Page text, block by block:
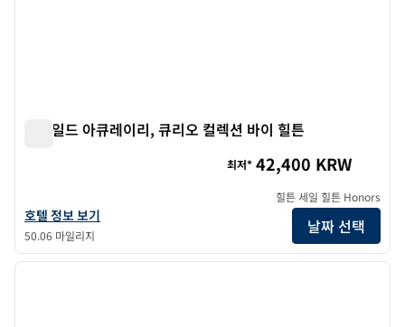
스카일드 아큐레이리, 큐리오 컬렉션 바이 힐튼
Skald Akureyri, 큐리오 컬렉션 바이 힐튼의 호텔 정보 보기
호텔 정보 보기
50.06 마일리지
최저* 42,400 KRW
힐튼 세일 힐튼 Honors
날짜 선택
1/10
1/10
다음